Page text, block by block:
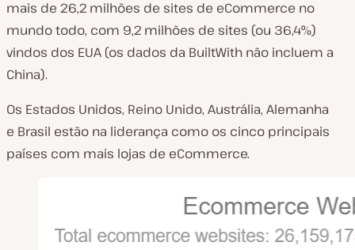
mais de 26,2 milhões de sites de eCommerce no
mundo todo, com 9,2 milhões de sites (ou 36,4%)
vindos dos EUA (os dados da BuiltWith não incluem a
China).
Os Estados Unidos, Reino Unido, Austrália, Alemanha
e Brasil estão na liderança como os cinco principais
países com mais lojas de eCommerce.